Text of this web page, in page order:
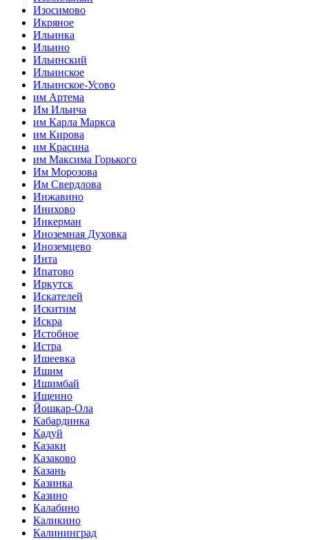
Изосимово
Икряное
Ильинка
Ильино
Ильинский
Ильинское
Ильинское-Усово
им Артема
Им Ильича
им Карла Маркса
им Кирова
им Красина
им Максима Горького
Им Морозова
Им Свердлова
Инжавино
Инихово
Инкерман
Иноземная Духовка
Иноземцево
Инта
Ипатово
Иркутск
Искателей
Искитим
Искра
Истобное
Истра
Ишеевка
Ишим
Ишимбай
Ищеино
Йошкар-Ола
Кабардинка
Кадуй
Казаки
Казаково
Казань
Казинка
Казино
Калабино
Каликино
Калининград